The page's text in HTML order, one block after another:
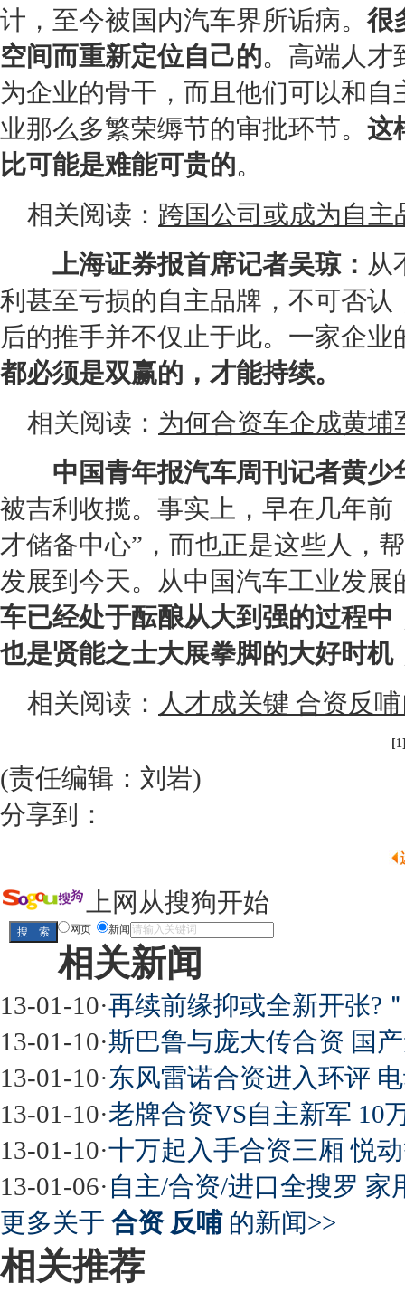
计，至今被国内汽车界所诟病。很
空间而重新定位自己的。高端人才
为企业的骨干，而且他们可以和
业那么多繁荣缛节的审批环节。 这
比可能是难能可贵的。
相关阅读： 跨国公司或成为自主
上海证券报首席记者吴琼： 从
利甚至亏损的自主品牌，不可否
后的推手并不仅止于此。一家企
都必须是双赢的，才能持续。
相关阅读： 为何合资车企成黄
中国青年报汽车周刊记者黄少
被吉利收揽。事实上，早在几年
才储备中心”，而也正是这些人，
发展到今天。从中国汽车工业发
车已经处于酝酿从大到强的过程
也是贤能之士大展拳脚的大好时机
相关阅读： 人才成关键 合资反
(责任编辑：刘岩)
分享到：
上网从搜狗开始
网页 新闻
相关新闻
13-01-10·再续前缘抑或全新开张?
13-01-10·斯巴鲁与庞大传合资 国
13-01-10·东风雷诺合资进入环评
13-01-10·老牌合资VS自主新军 10
13-01-10·十万起入手合资三厢 悦
13-01-06· 自主/合资/进口全搜罗 家
更多关于 合资 反哺的新闻>>
相关推荐